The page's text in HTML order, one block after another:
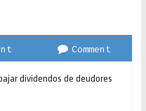
Comment
dividendos de deudores